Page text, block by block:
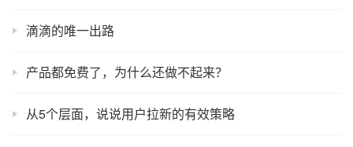
滴滴的唯一出路
产品都免费了，为什么还做不起来？
从5个层面，说说用户拉新的有效策略